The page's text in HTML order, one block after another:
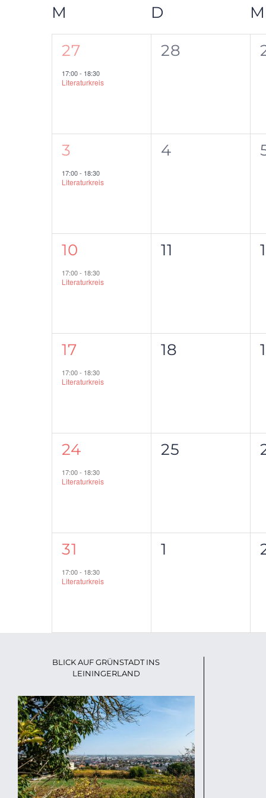
wählen.
Kalender
von
Veranstaltungen
M D M
1
Veranstaltung,
27
17:00- 18:30
Literaturkreis
0
28
1
Veranstaltung,
3
17:00- 18:30
Literaturkreis
0
4
1
Veranstaltung,
10
17:00- 18:30
Literaturkreis
0
11
1
Veranstaltung,
17
17:00- 18:30
Literaturkreis
0
18
1
Veranstaltung,
24
17:00- 18:30
Literaturkreis
0
25
1
Veranstaltung,
31
17:00- 18:30
Literaturkreis
0
1
BLICK AUF GRÜNSTADT INS
LEININGERLAND